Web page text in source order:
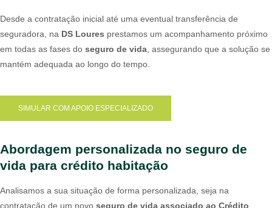
Desde a contratação inicial até uma eventual transferência de
seguradora, na DS Loures prestamos um acompanhamento próximo
em todas as fases do seguro de vida , assegurando que a solução se
mantém adequada ao longo do tempo.
SIMULAR COM APOIO ESPECIALIZADO
Abordagem personalizada no seguro de
vida para crédito habitação
Analisamos a sua situação de forma personalizada, seja na
contratação de um novo seguro de vida associado ao Crédito